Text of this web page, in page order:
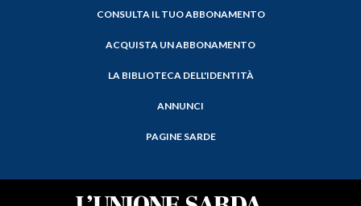
CONSULTA IL TUO ABBONAMENTO
ACQUISTA UN ABBONAMENTO
LA BIBLIOTECA DELL'IDENTITÀ
ANNUNCI
PAGINE SARDE